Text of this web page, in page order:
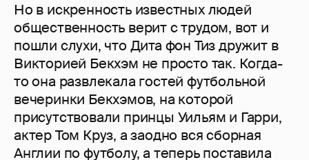
Но в искренность известных людей
общественность верит с трудом, вот и
пошли слухи, что Дита фон Тиз дружит в
Викторией Бекхэм не просто так. Когда-
то она развлекала гостей футбольной
вечеринки Бекхэмов, на которой
присутствовали принцы Уильям и Гарри,
актер Том Круз, а заодно вся сборная
Англии по футболу, а теперь поставила